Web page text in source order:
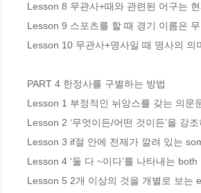
Lesson 8 무관사+때와 관련된 어구는
Lesson 9 스포츠를 할 때 경기 이름은
Lesson 10 무관사+명사일 때 명사의 의
PART 4 한정사를 구별하는 방법
Lesson 1 부정적인 뉘앙스를 갖는 의문
Lesson 2 ‘무엇이든/어떤 것이든’을 강
Lesson 3 if절 안에 전제가 깔려 있는
Lesson 4 ‘둘 다 ~이다’를 나타내는 both
Lesson 5 2개 이상의 것을 개별로 보는